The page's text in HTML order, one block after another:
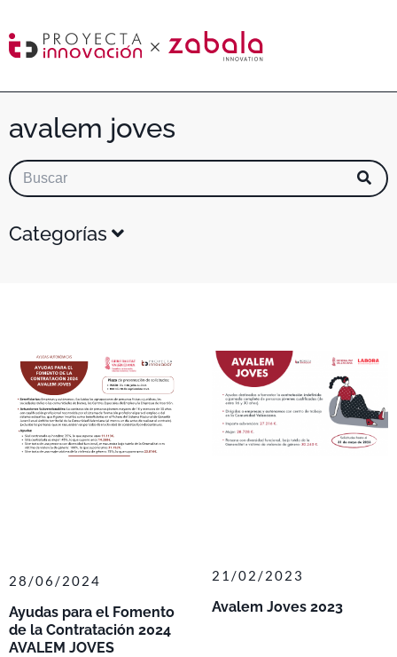
avalem joves
Categorías
Ayudas para el Fomento
de la Contratación 2024
AVALEM JOVES
28/06/2024
Avalem Joves 2023
21/02/2023